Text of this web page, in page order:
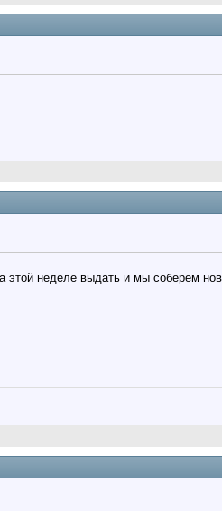
неделе выдать и мы соберем